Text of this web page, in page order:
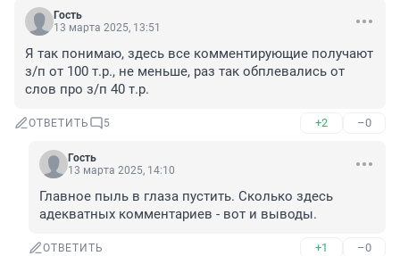
Гость
13 марта 2025, 13:51
Я так понимаю, здесь все комментирующие получают
з/п от 100 т.р., не меньше, раз так обплевались от
слов про з/п 40 т.р.
ОТВЕТИТЬ 5 +2 –0
Гость
13 марта 2025, 14:10
Главное пыль в глаза пустить. Сколько здесь
адекватных комментариев - вот и выводы.
ОТВЕТИТЬ +1 –0